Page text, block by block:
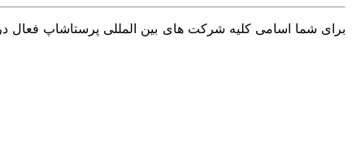
برای شما اسامی کلیه شرکت های بین المللی پرستاشاپ فعال